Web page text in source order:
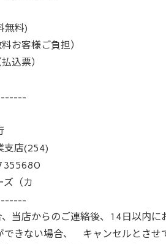
無料)
お客様ご負担）
込票）
支店(254)
ズ（カ
当店からのご連絡後、14日以内に
できない場合、 キャンセルとさせ